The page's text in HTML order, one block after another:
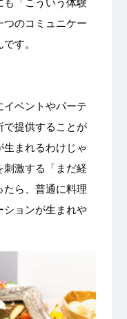
も「こういう体験
つのコミュニケー
す。
イベントやパーテ
で提供することが
生まれるわけじゃ
刺激する「まだ経
ら、普通に料理
ションが生まれや